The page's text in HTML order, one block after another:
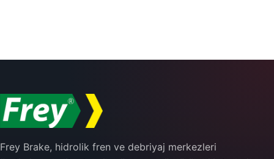
Frey Brake, hidrolik fren ve debriyaj merkezleri